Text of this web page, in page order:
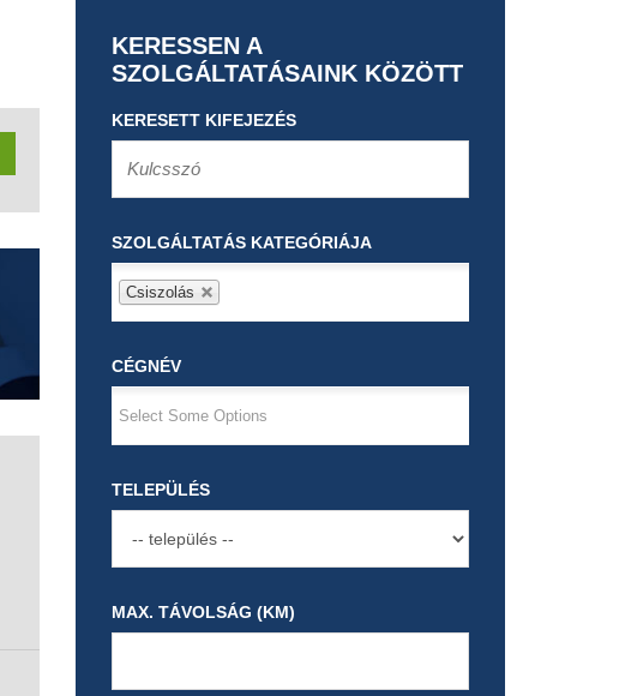
KERESSEN A
SZOLGÁLTATÁSAINK KÖZÖTT
KERESETT KIFEJEZÉS
SZOLGÁLTATÁS KATEGÓRIÁJA
Csiszolás
CÉGNÉV
TELEPÜLÉS
MAX. TÁVOLSÁG (KM)